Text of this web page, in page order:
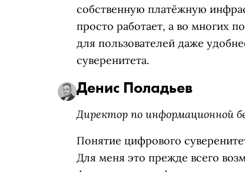
собственную платёжную
просто работает, а во многих
для пользователей даже
суверенитета.
Денис Поладьев
Директор по информационной
Понятие цифрового
Для меня это прежде всего